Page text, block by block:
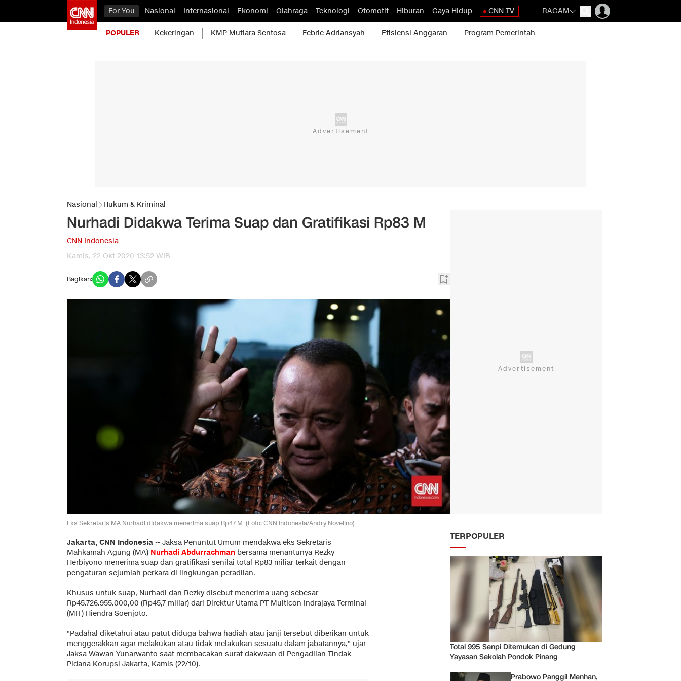
For You Nasional Internasional Ekonomi Olahraga Teknologi Otomotif Hiburan Gaya Hidup CNN TV RAGAM
POPULER Kekeringan KMP Mutiara Sentosa Febrie Adriansyah Efisiensi Anggaran Program Pemerintah
Nasional Hukum & Kriminal
Nurhadi Didakwa Terima Suap dan Gratifikasi Rp83 M
CNN Indonesia
Kamis, 22 Okt 2020 13:52 WIB
Bagikan:
Eks Sekretaris MA Nurhadi didakwa menerima suap Rp47 M. (Foto: CNN Indonesia/Andry Novelino)
Jakarta, CNN Indonesia -- Jaksa Penuntut Umum mendakwa eks Sekretaris
Mahkamah Agung (MA) Nurhadi Abdurrachman bersama menantunya Rezky
Herbiyono menerima suap dan gratifikasi senilai total Rp83 miliar terkait dengan
pengaturan sejumlah perkara di lingkungan peradilan.
Khusus untuk suap, Nurhadi dan Rezky disebut menerima uang sebesar
Rp45.726.955.000,00 (Rp45,7 miliar) dari Direktur Utama PT Multicon Indrajaya Terminal
(MIT) Hiendra Soenjoto.
"Padahal diketahui atau patut diduga bahwa hadiah atau janji tersebut diberikan untuk
menggerakkan agar melakukan atau tidak melakukan sesuatu dalam jabatannya," ujar
Jaksa Wawan Yunarwanto saat membacakan surat dakwaan di Pengadilan Tindak
Pidana Korupsi Jakarta, Kamis (22/10).
TERPOPULER
Total 995 Senpi Ditemukan di Gedung
Yayasan Sekolah Pondok Pinang
Prabowo Panggil Menhan,